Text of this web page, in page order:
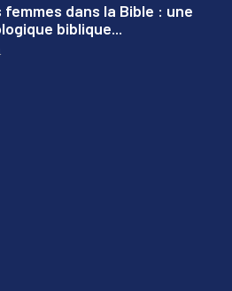
femmes dans la Bible : une
biblique...